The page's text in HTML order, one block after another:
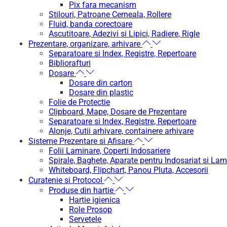
Pix fara mecanism
Stilouri, Patroane Cerneala, Rollere
Fluid, banda corectoare
Ascutitoare, Adezivi si Lipici, Radiere, Rigle
Prezentare, organizare, arhivare
Separatoare si Index, Registre, Repertoare
Bibliorafturi
Dosare
Dosare din carton
Dosare din plastic
Folie de Protectie
Clipboard, Mape, Dosare de Prezentare
Separatoare si Index, Registre, Repertoare
Alonje, Cutii arhivare, containere arhivare
Sisteme Prezentare si Afisare
Folii Laminare, Coperti Indosariere
Spirale, Baghete, Aparate pentru Indosariat si
Whiteboard, Flipchart, Panou Pluta, Accesorii
Curatenie si Protocol
Produse din hartie
Hartie igienica
Role Prosop
Servetele